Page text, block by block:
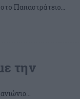
Παπαστράτειο…
την